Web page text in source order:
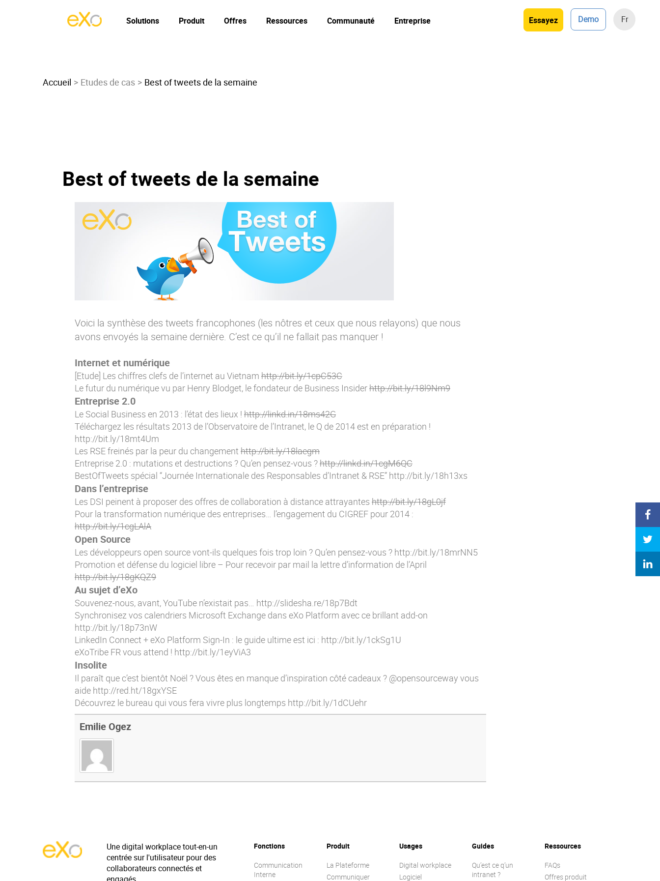
Essayez Demo Fr
Solutions Produit Offres Ressources Communauté Entreprise
Accueil Etudes de cas Best of tweets de la semaine
Best of tweets de la semaine
Voici la synthèse des tweets francophones (les nôtres et ceux que nous relayons) que nous
avons envoyés la semaine dernière. C’est ce qu’il ne fallait pas manquer !
Internet et numérique
[Etude] Les chiffres clefs de l’internet au Vietnam http://bit.ly/1cpC53C
Le futur du numérique vu par Henry Blodget, le fondateur de Business Insiderhttp://bit.ly/18l9Nm9
Entreprise 2.0
Le Social Business en 2013 : l’état des lieux ! http://linkd.in/18ms42G
Téléchargez les résultats 2013 de l’Observatoire de l’Intranet, le Q de 2014 est en préparation !
http://bit.ly/18mt4Um
Les RSE freinés par la peur du changement http://bit.ly/18laegm
Entreprise 2.0 : mutations et destructions ? Qu’en pensez-vous ?http://linkd.in/1cgM6QC
BestOfTweets spécial “Journée Internationale des Responsables d’Intranet & RSE” http://bit.ly/18h13xs
Dans l’entreprise
Les DSI peinent à proposer des offres de collaboration à distance attrayantes http://bit.ly/18gL0jf
Pour la transformation numérique des entreprises… l’engagement du CIGREF pour 2014 :
http://bit.ly/1cgLAlA
Open Source
Les développeurs open source vont-ils quelques fois trop loin ? Qu’en pensez-vous ? http://bit.ly/18mrNN5
Promotion et défense du logiciel libre – Pour recevoir par mail la lettre d’information de l’April
http://bit.ly/18gKQZ9
Au sujet d’eXo
Souvenez-nous, avant, YouTube n’existait pas… http://slidesha.re/18p7Bdt
Synchronisez vos calendriers Microsoft Exchange dans eXo Platform avec ce brillant add-on
http://bit.ly/18p73nW
LinkedIn Connect + eXo Platform Sign-In : le guide ultime est ici : http://bit.ly/1ckSg1U
eXoTribe FR vous attend ! http://bit.ly/1eyViA3
Insolite
Il paraît que c’est bientôt Noël ? Vous êtes en manque d’inspiration côté cadeaux ? @opensourceway vous
aide http://red.ht/18gxYSE
Découvrez le bureau qui vous fera vivre plus longtemps http://bit.ly/1dCUehr
Emilie Ogez
Une digital workplace tout-en-un
centrée sur l'utilisateur pour des
collaborateurs connectés et
Fonctions
Communication
Interne
Produit
La Plateforme
Communiquer
Usages
Digital workplace
Logiciel
Guides
Qu’est ce q’un
intranet ?
Ressources
FAQs
Offres produit